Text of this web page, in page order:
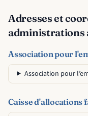
Adresses et
administrations
Association pour
Association pour
Caisse d'allocations